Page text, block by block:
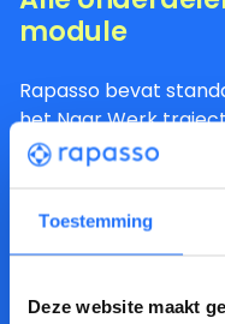
Toestemming
Deze website maakt
module
Rapasso bevat
het Naar Werk
trajecten zijn
eisen van het UWV.